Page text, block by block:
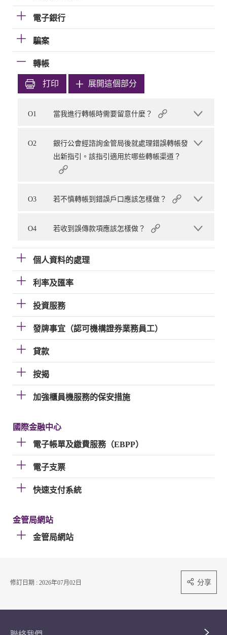
電子銀行
騙案
轉帳
打印 展開這個部分
O1 當我進行轉帳時需要留意什麼？
O2
銀行公會經諮詢金管局後就處理錯誤轉帳發
出新指引。該指引適用於哪些轉帳渠道？
O3 若不慎轉帳到錯誤戶口應該怎樣做？
O4 若收到誤傳款項應該怎樣做？
個人資料的處理
利率及匯率
投資服務
發牌事宜（認可機構證券業務員工）
貸款
按揭
加強櫃員機服務的保安措施
國際金融中心
電子帳單及繳費服務（EBPP）
電子支票
快速支付系統
金管局網站
金管局網站
修訂日期 : 2026年07月02日 分享